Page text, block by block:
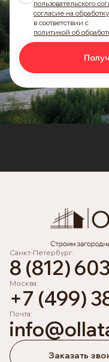
пользовательского
согласие на
в соответствии с
политикой об
Санкт-Петербург:
8 (812)
Москва:
+7 (499)
Почта:
Заказать